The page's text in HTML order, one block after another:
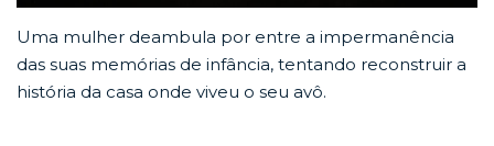
Uma mulher deambula por entre a impermanência
das suas memórias de infância, tentando reconstruir a
história da casa onde viveu o seu avô.